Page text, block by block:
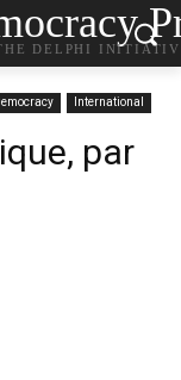
DELPHI
International
par